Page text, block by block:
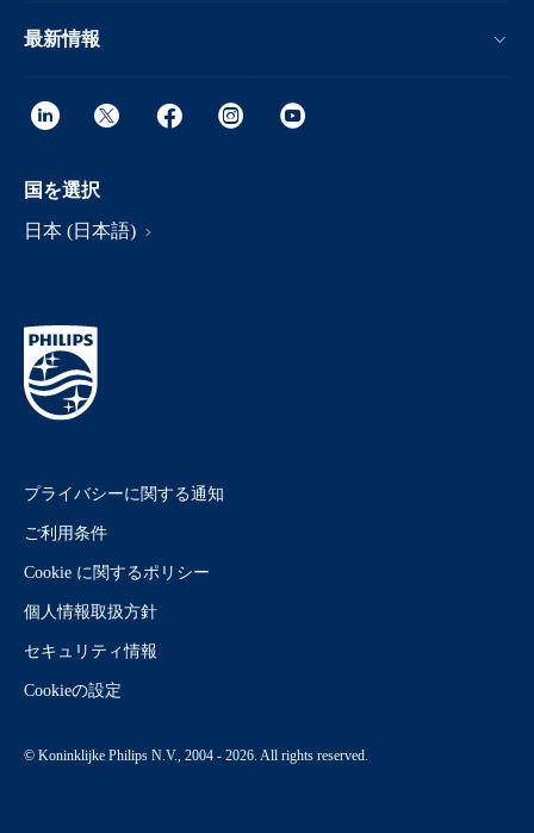
最新情報
国を選択
日本 (日本語)
プライバシーに関する通知
ご利用条件
Cookie に関するポリシー
個人情報取扱方針
セキュリティ情報
Cookieの設定
© Koninklijke Philips N.V., 2004 - 2026. All rights reserved.